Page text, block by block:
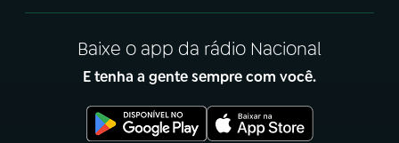
Baixe o app da rádio Nacional
E tenha a gente sempre com você.